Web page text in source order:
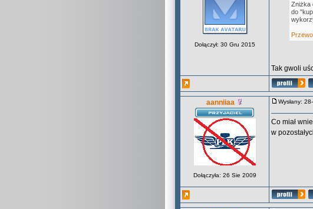
Dołączył: 30 Gru 2015
Zniżka
do
Tak gwoli
aanniiaa
Dołączyła: 26 Sie 2009
Wysłany:
Co miał
w